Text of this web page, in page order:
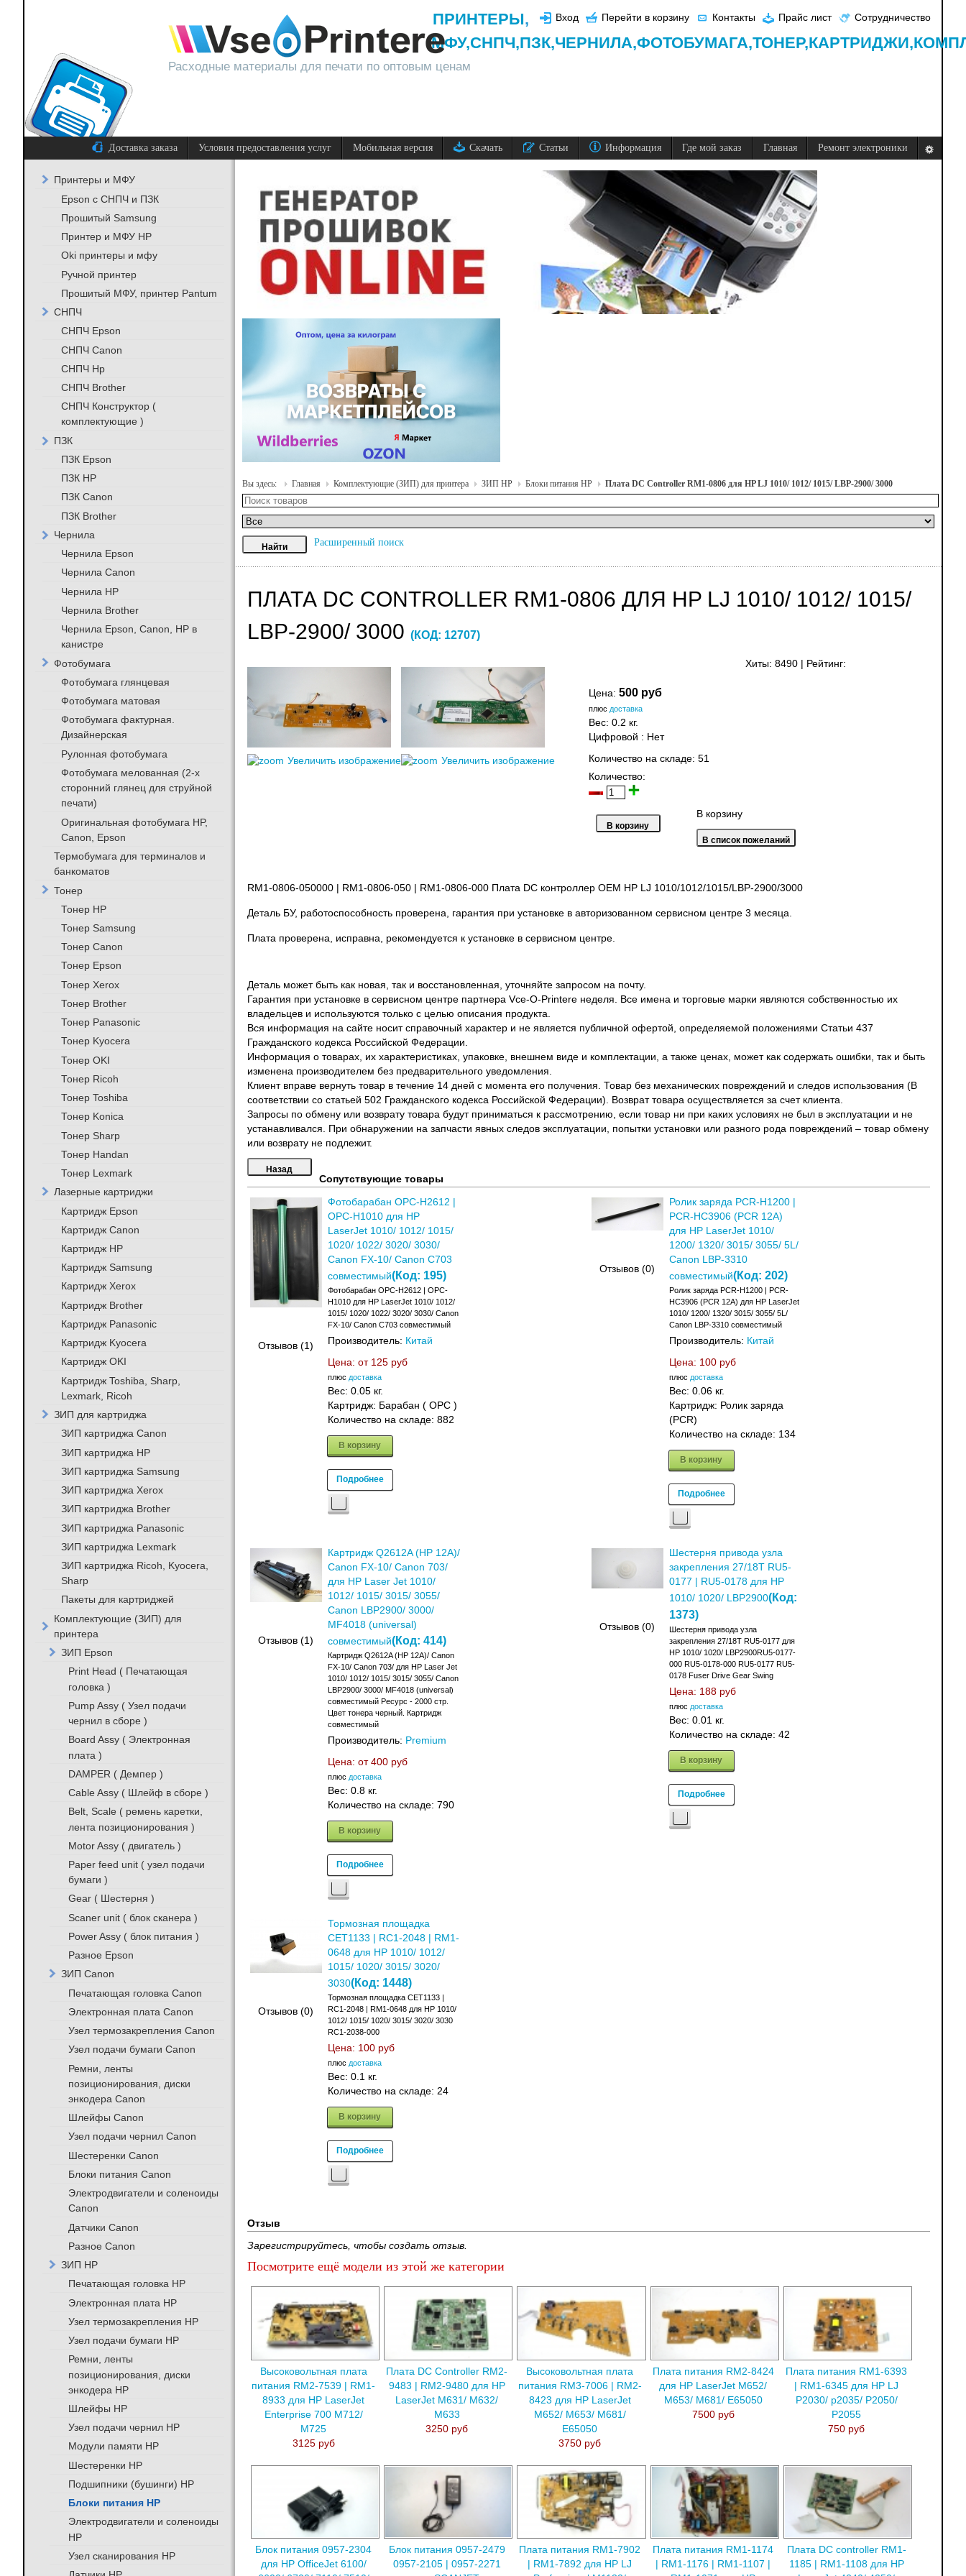
Расходные материалы для печати по оптовым ценам
Вход Перейти в корзину Контакты Прайс лист Сотрудничество
ПРИНТЕРЫ,
МФУ,СНПЧ,ПЗК,ЧЕРНИЛА,ФОТОБУМАГА,ТОНЕР,КАРТРИДЖИ,
Доставка заказа Условия предоставления услуг Мобильная версия Скачать Статьи Информация Где мой заказ Главная Ремонт электроники
Вы здесь: Главная Комплектующие (ЗИП) для принтера ЗИП HP Блоки питания HP Плата DC Controller RM1-0806 для HP LJ 1010/ 1012/ 1015/ LBP-2900/ 3000
Расширенный поиск
ПЛАТА DC CONTROLLER RM1-0806 ДЛЯ HP LJ 1010/ 1012/ 1015/
LBP-2900/ 3000 (КОД: 12707)
Хиты: 8490 Рейтинг:
Увеличить изображение Увеличить изображение
Цена: 500 руб
плюс доставка
Вес: 0.2 кг.
Цифровой : Нет
Количество на складе: 51
Количество:
В корзину
RM1-0806-050000 | RM1-0806-050 | RM1-0806-000 Плата DC контроллер OEM HP LJ 1010/1012/1015/LBP-2900/3000
Деталь БУ, работоспособность проверена, гарантия при установке в авторизованном сервисном центре 3 месяца.
Плата проверена, исправна, рекомендуется к установке в сервисном центре.
Деталь может быть как новая, так и восстановленная, уточняйте запросом на почту.
Гарантия при установке в сервисном центре партнера Vce-O-Printere неделя. Все имена и торговые марки являются собственностью их
владельцев и используются только с целью описания продукта.
Вся информация на сайте носит справочный характер и не является публичной офертой, определяемой положениями Статьи 437
Гражданского кодекса Российской Федерации.
Информация о товарах, их характеристиках, упаковке, внешнем виде и комплектации, а также ценах, может как содержать ошибки, так и быть
изменена производителем без предварительного уведомления.
Клиент вправе вернуть товар в течение 14 дней с момента его получения. Товар без механических повреждений и следов использования (В
соответствии со статьей 502 Гражданского кодекса Российской Федерации). Возврат товара осуществляется за счет клиента.
Запросы по обмену или возврату товара будут приниматься к рассмотрению, если товар ни при каких условиях не был в эксплуатации и не
устанавливался. При обнаружении на запчасти явных следов эксплуатации, попытки установки или разного рода повреждений – товар обмену
или возврату не подлежит.
Сопутствующие товары
Отзывов (1)
Фотобарабан OPC-H2612 |
OPC-H1010 для HP
LaserJet 1010/ 1012/ 1015/
1020/ 1022/ 3020/ 3030/
Canon FX-10/ Canon C703
совместимый(Код: 195)
Фотобарабан OPC-H2612 | OPC-
H1010 для HP LaserJet 1010/ 1012/
1015/ 1020/ 1022/ 3020/ 3030/ Canon
FX-10/ Canon C703 совместимый
Производитель: Китай
Цена: от 125 руб
плюс доставка
Вес: 0.05 кг.
Картридж: Барабан ( OPC )
Количество на складе: 882
В корзину
Подробнее
Отзывов (0)
Ролик заряда PCR-H1200 |
PCR-HC3906 (PCR 12A)
для HP LaserJet 1010/
1200/ 1320/ 3015/ 3055/ 5L/
Canon LBP-3310
совместимый(Код: 202)
Ролик заряда PCR-H1200 | PCR-
HC3906 (PCR 12A) для HP LaserJet
1010/ 1200/ 1320/ 3015/ 3055/ 5L/
Canon LBP-3310 совместимый
Производитель: Китай
Цена: 100 руб
плюс доставка
Вес: 0.06 кг.
Картридж: Ролик заряда
(PCR)
Количество на складе: 134
В корзину
Подробнее
Отзывов (1)
Картридж Q2612A (HP 12A)/
Canon FX-10/ Canon 703/
для HP Laser Jet 1010/
1012/ 1015/ 3015/ 3055/
Canon LBP2900/ 3000/
MF4018 (universal)
совместимый(Код: 414)
Картридж Q2612A (HP 12A)/ Canon
FX-10/ Canon 703/ для HP Laser Jet
1010/ 1012/ 1015/ 3015/ 3055/ Canon
LBP2900/ 3000/ MF4018 (universal)
совместимый Ресурс - 2000 стр.
Цвет тонера черный. Картридж
совместимый
Производитель: Premium
Цена: от 400 руб
плюс доставка
Вес: 0.8 кг.
Количество на складе: 790
В корзину
Подробнее
Отзывов (0)
Шестерня привода узла
закрепления 27/18T RU5-
0177 | RU5-0178 для HP
1010/ 1020/ LBP2900(Код:
1373)
Шестерня привода узла
закрепления 27/18T RU5-0177 для
HP 1010/ 1020/ LBP2900RU5-0177-
000 RU5-0178-000 RU5-0177 RU5-
0178 Fuser Drive Gear Swing
Цена: 188 руб
плюс доставка
Вес: 0.01 кг.
Количество на складе: 42
В корзину
Подробнее
Отзывов (0)
Тормозная площадка
CET1133 | RC1-2048 | RM1-
0648 для HP 1010/ 1012/
1015/ 1020/ 3015/ 3020/
3030(Код: 1448)
Тормозная площадка CET1133 |
RC1-2048 | RM1-0648 для HP 1010/
1012/ 1015/ 1020/ 3015/ 3020/ 3030
RC1-2038-000
Цена: 100 руб
плюс доставка
Вес: 0.1 кг.
Количество на складе: 24
В корзину
Подробнее
Отзыв
Зарегистрируйтесь, чтобы создать отзыв.
Посмотрите ещё модели из этой же категории
Высоковольтная плата
питания RM2-7539 | RM1-
8933 для HP LaserJet
Enterprise 700 M712/
M725
3125 руб
Плата DC Controller RM2-
9483 | RM2-9480 для HP
LaserJet M631/ M632/
M633
3250 руб
Высоковольтная плата
питания RM3-7006 | RM2-
8423 для HP LaserJet
M652/ M653/ M681/
E65050
3750 руб
Плата питания RM2-8424
для HP LaserJet M652/
M653/ M681/ E65050
7500 руб
Плата питания RM1-6393
| RM1-6345 для HP LJ
P2030/ p2035/ P2050/
P2055
750 руб
Блок питания 0957-2304
для HP OfficeJet 6100/
Блок питания 0957-2479
0957-2105 | 0957-2271
Плата питания RM1-7902
| RM1-7892 для HP LJ
Плата питания RM1-1174
| RM1-1176 | RM1-1107 |
Плата DC controller RM1-
1185 | RM1-1108 для HP
Принтеры и МФУ
Epson с СНПЧ и ПЗК
Прошитый Samsung
Принтер и МФУ HP
Oki принтеры и мфу
Ручной принтер
Прошитый МФУ, принтер Pantum
СНПЧ
СНПЧ Epson
СНПЧ Canon
СНПЧ Hp
СНПЧ Brother
СНПЧ Конструктор (
комплектующие )
ПЗК
ПЗК Epson
ПЗК HP
ПЗК Canon
ПЗК Brother
Чернила
Чернила Epson
Чернила Canon
Чернила HP
Чернила Brother
Чернила Epson, Canon, HP в
канистре
Фотобумага
Фотобумага глянцевая
Фотобумага матовая
Фотобумага фактурная.
Дизайнерская
Рулонная фотобумага
Фотобумага мелованная (2-х
сторонний глянец для струйной
печати)
Оригинальная фотобумага HP,
Canon, Epson
Термобумага для терминалов и
банкоматов
Тонер
Тонер HP
Тонер Samsung
Тонер Canon
Тонер Epson
Тонер Xerox
Тонер Brother
Тонер Panasonic
Тонер Kyocera
Тонер OKI
Тонер Ricoh
Тонер Toshiba
Тонер Konica
Тонер Sharp
Тонер Handan
Тонер Lexmark
Лазерные картриджи
Картридж Epson
Картридж Canon
Картридж HP
Картридж Samsung
Картридж Xerox
Картридж Brother
Картридж Panasonic
Картридж Kyocera
Картридж OKI
Картридж Toshiba, Sharp,
Lexmark, Ricoh
ЗИП для картриджа
ЗИП картриджа Canon
ЗИП картриджа HP
ЗИП картриджа Samsung
ЗИП картриджа Xerox
ЗИП картриджа Brother
ЗИП картриджа Panasonic
ЗИП картриджа Lexmark
ЗИП картриджа Ricoh, Kyocera,
Sharp
Пакеты для картриджей
Комплектующие (ЗИП) для
принтера
ЗИП Epson
Print Head ( Печатающая
головка )
Pump Assy ( Узел подачи
чернил в сборе )
Board Assy ( Электронная
плата )
DAMPER ( Демпер )
Cable Assy ( Шлейф в сборе )
Belt, Scale ( ремень каретки,
лента позиционирования )
Motor Assy ( двигатель )
Paper feed unit ( узел подачи
бумаги )
Gear ( Шестерня )
Scaner unit ( блок сканера )
Power Assy ( блок питания )
Разное Epson
ЗИП Canon
Печатающая головка Canon
Электронная плата Canon
Узел термозакрепления Canon
Узел подачи бумаги Canon
Ремни, ленты
позиционирования, диски
энкодера Canon
Шлейфы Canon
Узел подачи чернил Canon
Шестеренки Canon
Блоки питания Canon
Электродвигатели и соленоиды
Canon
Датчики Canon
Разное Canon
ЗИП HP
Печатающая головка HP
Электронная плата HP
Узел термозакрепления HP
Узел подачи бумаги HP
Ремни, ленты
позиционирования, диски
энкодера HP
Шлейфы HP
Узел подачи чернил HP
Модули памяти HP
Шестеренки HP
Подшипники (бушинги) HP
Блоки питания HP
Электродвигатели и соленоиды
HP
Узел сканирования HP